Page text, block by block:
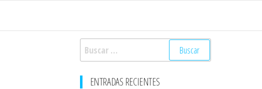
Buscar:
ENTRADAS RECIENTES